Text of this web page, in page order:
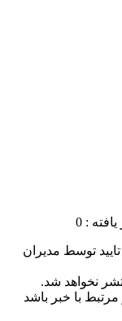
: 0
توسط مدیران
نخواهد شد.
با خبر باشد